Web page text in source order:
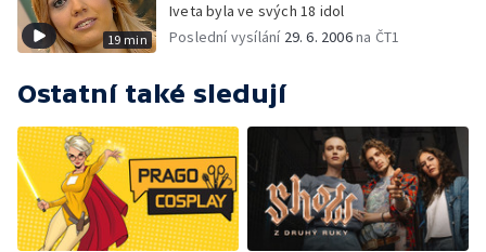
19 min
Iveta byla ve svých 18 idol
Poslední vysílání 29. 6. 2006na ČT1
Ostatní také sledují